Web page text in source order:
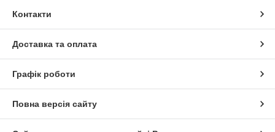
Контакти
Доставка та оплата
Графік роботи
Повна версія сайту